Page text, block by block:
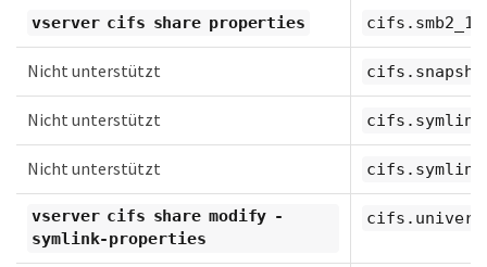
vserver cifs share properties
Nicht unterstützt
Nicht unterstützt
Nicht unterstützt
vserver cifs share modify -
symlink-properties